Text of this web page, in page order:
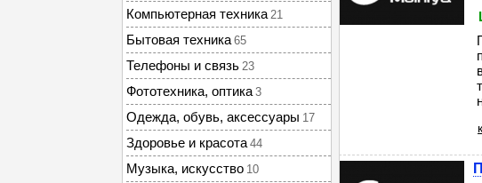
Компьютерная техника 21
Бытовая техника 65
Телефоны и связь 23
Фототехника, оптика 3
Одежда, обувь, аксессуары 17
Здоровье и красота 44
Музыка, искусство 10